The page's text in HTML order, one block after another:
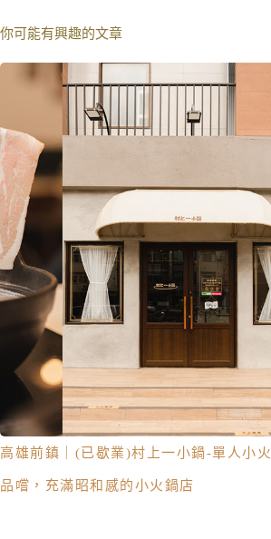
你可能有興趣的文章
高雄前鎮｜(已歇業)村上一小鍋-單人小
品嚐，充滿昭和感的小火鍋店